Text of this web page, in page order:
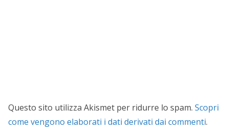
Questo sito utilizza Akismet per ridurre lo spam. Scopri
come vengono elaborati i dati derivati dai commenti.